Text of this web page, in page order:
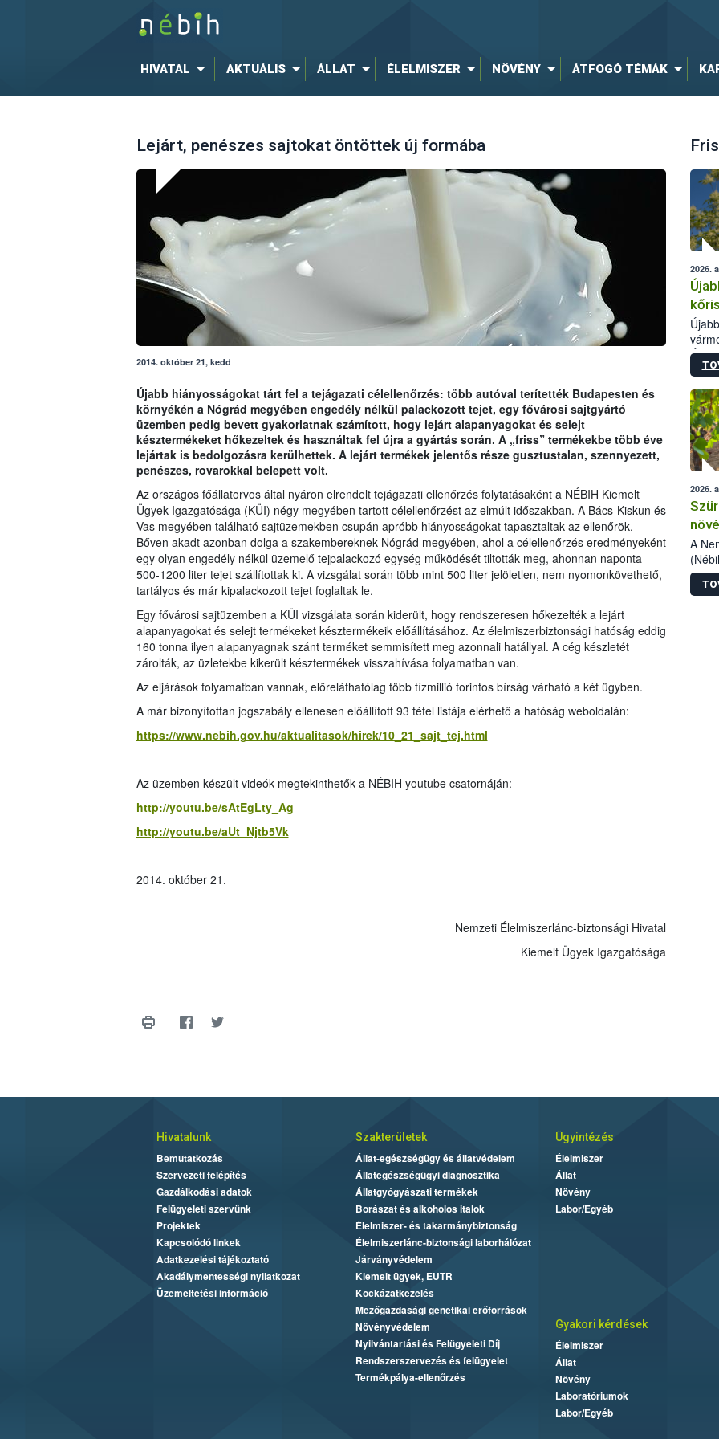
HIVATAL AKTUÁLIS ÁLLAT ÉLELMISZER NÖVÉNY ÁTFOGÓ TÉMÁK
Lejárt, penészes sajtokat öntöttek új formába
2014. október 21, kedd
Újabb hiányosságokat tárt fel a tejágazati célellenőrzés: több autóval terítették Budapesten és
környékén a Nógrád megyében engedély nélkül palackozott tejet, egy fővárosi sajtgyártó
üzemben pedig bevett gyakorlatnak számított, hogy lejárt alapanyagokat és selejt
késztermékeket hőkezeltek és használtak fel újra a gyártás során. A „friss” termékekbe több éve
lejártak is bedolgozásra kerülhettek. A lejárt termékek jelentős része gusztustalan, szennyezett,
penészes, rovarokkal belepett volt.
Az országos főállatorvos által nyáron elrendelt tejágazati ellenőrzés folytatásaként a NÉBIH Kiemelt
Ügyek Igazgatósága (KÜI) négy megyében tartott célellenőrzést az elmúlt időszakban. A Bács-Kiskun és
Vas megyében található sajtüzemekben csupán apróbb hiányosságokat tapasztaltak az ellenőrök.
Bőven akadt azonban dolga a szakembereknek Nógrád megyében, ahol a célellenőrzés eredményeként
egy olyan engedély nélkül üzemelő tejpalackozó egység működését tiltották meg, ahonnan naponta
500-1200 liter tejet szállítottak ki. A vizsgálat során több mint 500 liter jelöletlen, nem nyomonkövethető,
tartályos és már kipalackozott tejet foglaltak le.
Egy fővárosi sajtüzemben a KÜI vizsgálata során kiderült, hogy rendszeresen hőkezelték a lejárt
alapanyagokat és selejt termékeket késztermékeik előállításához. Az élelmiszerbiztonsági hatóság eddig
160 tonna ilyen alapanyagnak szánt terméket semmisített meg azonnali hatállyal. A cég készletét
zárolták, az üzletekbe kikerült késztermékek visszahívása folyamatban van.
Az eljárások folyamatban vannak, előreláthatólag több tízmillió forintos bírság várható a két ügyben.
A már bizonyítottan jogszabály ellenesen előállított 93 tétel listája elérhető a hatóság weboldalán:
https://www.nebih.gov.hu/aktualitasok/hirek/10_21_sajt_tej.html
Az üzemben készült videók megtekinthetők a NÉBIH youtube csatornáján:
http://youtu.be/sAtEgLty_Ag
http://youtu.be/aUt_Njtb5Vk
2014. október 21.
Nemzeti Élelmiszerlánc-biztonsági Hivatal
Kiemelt Ügyek Igazgatósága
2026.
2026.
A
Hivatalunk
Bemutatkozás
Szervezeti felépítés
Gazdálkodási adatok
Felügyeleti szervünk
Projektek
Kapcsolódó linkek
Adatkezelési tájékoztató
Akadálymentességi nyilatkozat
Üzemeltetési információ
Szakterületek
Állat-egészségügy és állatvédelem
Állategészségügyi diagnosztika
Állatgyógyászati termékek
Borászat és alkoholos italok
Élelmiszer- és takarmánybiztonság
Élelmiszerlánc-biztonsági laborhálózat
Járványvédelem
Kiemelt ügyek, EUTR
Kockázatkezelés
Mezőgazdasági genetikai erőforrások
Növényvédelem
Nyilvántartási és Felügyeleti Díj
Rendszerszervezés és felügyelet
Termékpálya-ellenőrzés
Ügyintézés
Élelmiszer
Állat
Növény
Labor/Egyéb
Gyakori kérdések
Élelmiszer
Állat
Növény
Laboratóriumok
Labor/Egyéb